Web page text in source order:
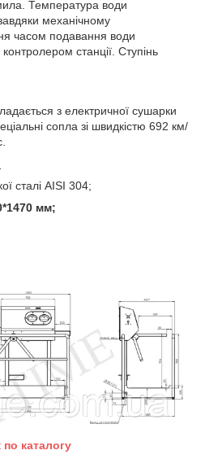
Температура води
механічному
часом подавання води
станції. Ступінь
з електричної сушарки
сопла зі швидкістю 692 км/
сталі AISI 304;
мм;
по каталогу